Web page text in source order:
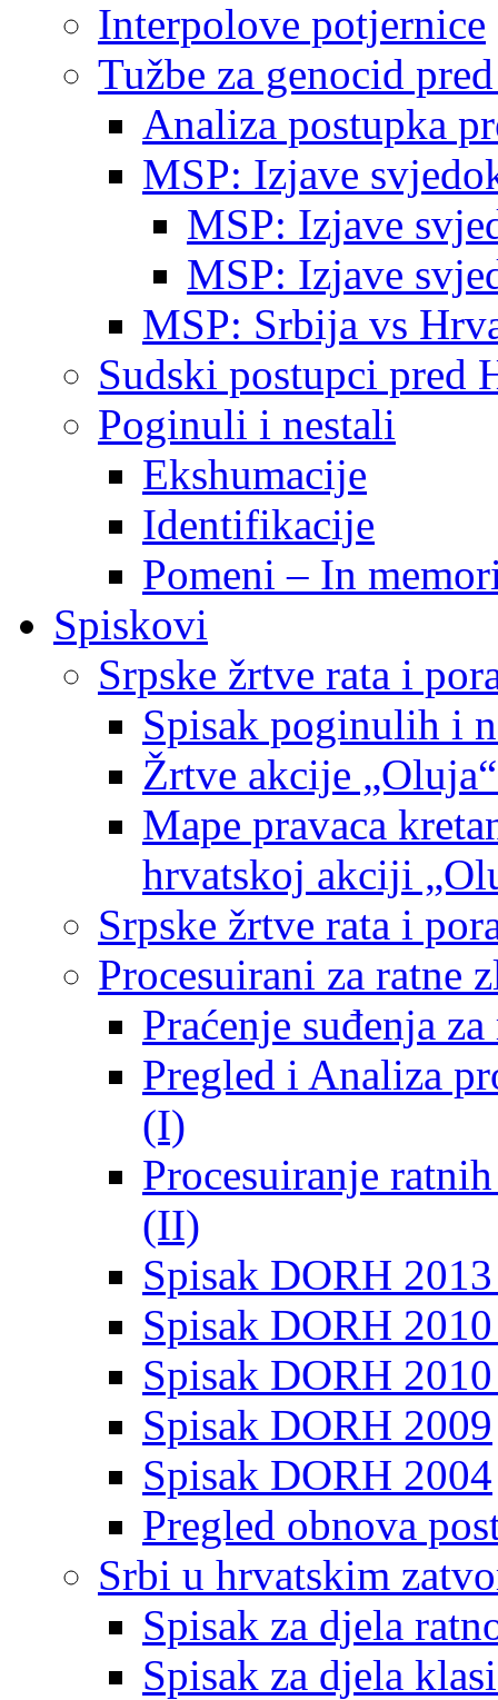
Interpolove potjernice
Tužbe za genocid
Analiza postupka
MSP: Izjave
MSP: Izjave
MSP: Izjave
MSP: Srbija vs
Sudski postupci pred
Poginuli i nestali
Ekshumacije
Identifikacije
Pomeni – In
Spiskovi
Srpske žrtve rata i
Spisak poginulih i
Žrtve akcije
Mape pravaca
hrvatskoj akciji
Srpske žrtve rata i
Procesuirani za ratne
Praćenje suđenja
Pregled i Analiza
(I)
Procesuiranje
(II)
Spisak DORH
Spisak DORH
Spisak DORH
Spisak DORH 2009
Spisak DORH 2004
Pregled obnova
Srbi u hrvatskim
Spisak za djela
Spisak za djela